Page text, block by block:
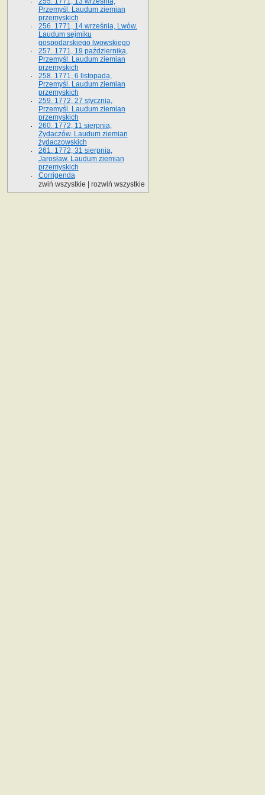
Przemyśl. Laudum ziemian
przemyskich
256. 1771, 14 września, Lwów.
Laudum sejmiku
gospodarskiego lwowskiego
257. 1771, 19 października,
Przemyśl. Laudum ziemian
przemyskich
258. 1771, 6 listopada,
Przemyśl. Laudum ziemian
przemyskich
259. 1772, 27 stycznia,
Przemyśl. Laudum ziemian
przemyskich
260. 1772, 11 sierpnia,
Żydaczów. Laudum ziemian
żydaczowskich
261. 1772, 31 sierpnia,
Jarosław. Laudum ziemian
przemyskich
Corrigenda
zwiń wszystkie
rozwiń wszystkie